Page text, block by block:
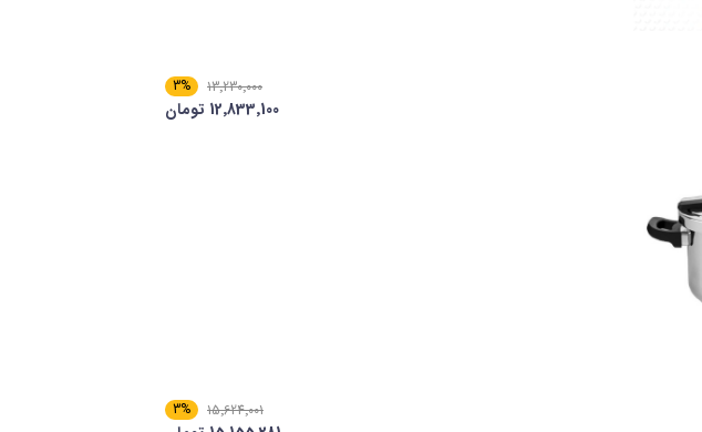
13٬230٬000
3%
12٬833٬100 تومان
15٬624٬001
3%